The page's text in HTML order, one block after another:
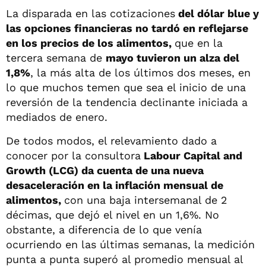
La disparada en las cotizaciones del dólar blue y
las opciones financieras no tardó en reflejarse
en los precios de los alimentos, que en la
tercera semana de mayo tuvieron un alza del
1,8%, la más alta de los últimos dos meses, en
lo que muchos temen que sea el inicio de una
reversión de la tendencia declinante iniciada a
mediados de enero.
De todos modos, el relevamiento dado a
conocer por la consultora Labour Capital and
Growth (LCG) da cuenta de una nueva
desaceleración en la inflación mensual de
alimentos, con una baja intersemanal de 2
décimas, que dejó el nivel en un 1,6%. No
obstante, a diferencia de lo que venía
ocurriendo en las últimas semanas, la medición
punta a punta superó al promedio mensual al